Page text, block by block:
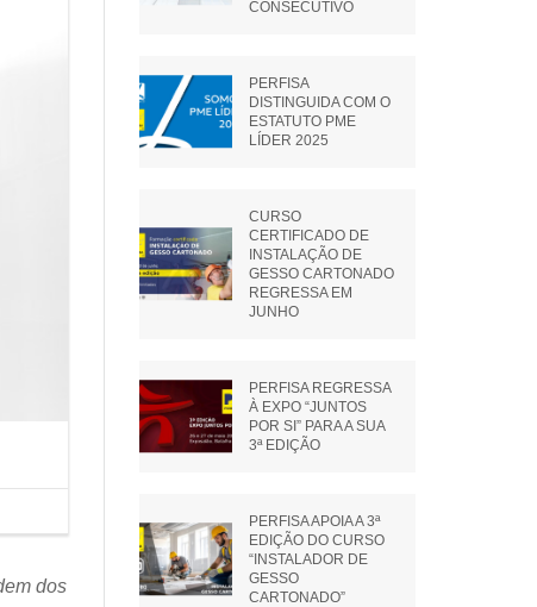
dos
CONSECUTIVO
PERFISA
DISTINGUIDA COM O
ESTATUTO PME
LÍDER 2025
CURSO
CERTIFICADO DE
INSTALAÇÃO DE
GESSO CARTONADO
REGRESSA EM
JUNHO
PERFISA REGRESSA
À EXPO “JUNTOS
POR SI” PARA A SUA
3ª EDIÇÃO
PERFISA APOIA A 3ª
EDIÇÃO DO CURSO
“INSTALADOR DE
GESSO
CARTONADO”